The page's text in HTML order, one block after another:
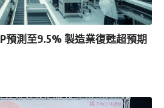
預測至9.5% 製造業復甦超預期